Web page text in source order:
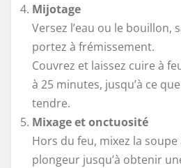
Mijotage
Versez l’eau ou le bouillon,
portez à frémissement.
Couvrez et laissez cuire à
à 25 minutes, jusqu’à ce
tendre.
Mixage et onctuosité
Hors du feu, mixez la soupe
plongeur jusqu’à obtenir